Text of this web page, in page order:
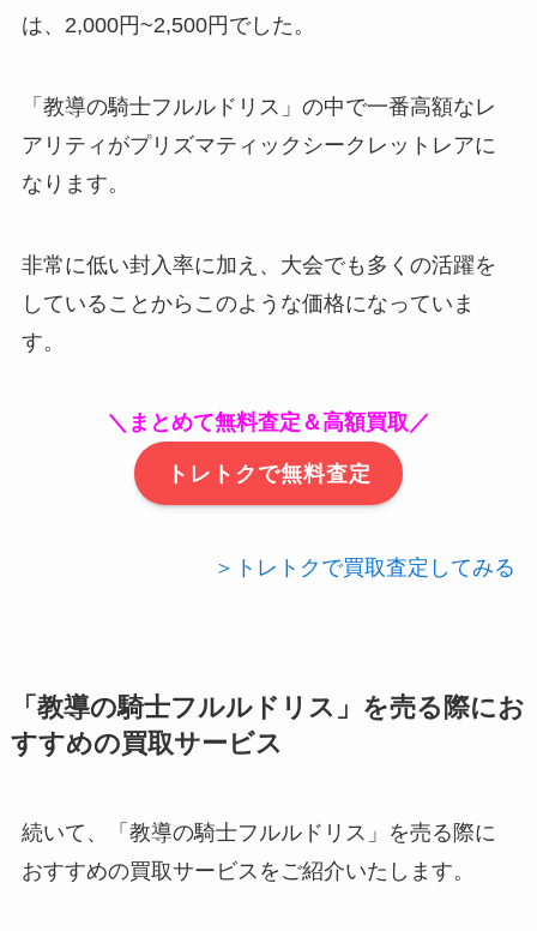
は、2,000円~2,500円でした。
「教導の騎士フルルドリス」の中で一番高額なレ
アリティがプリズマティックシークレットレアに
なります。
非常に低い封入率に加え、大会でも多くの活躍を
していることからこのような価格になっていま
す。
＼まとめて無料査定＆高額買取／
トレトクで無料査定
＞トレトクで買取査定してみる
「教導の騎士フルルドリス」を売る際にお
すすめの買取サービス
続いて、「教導の騎士フルルドリス」を売る際に
おすすめの買取サービスをご紹介いたします。